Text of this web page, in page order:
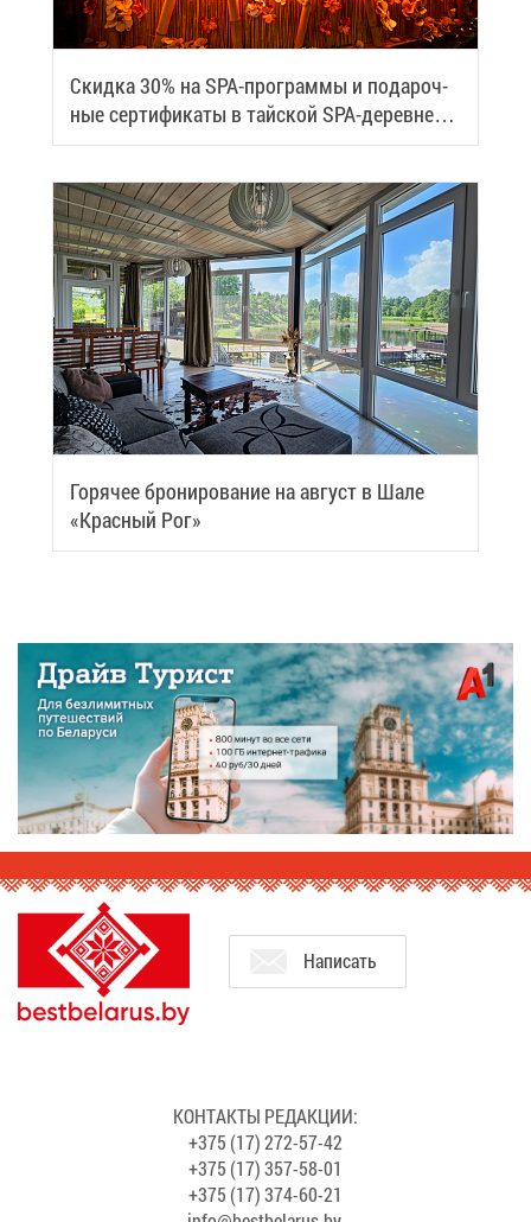
Скид­ка 30% на SPA-про­грам­мы и по­да­роч­
ные сер­ти­фи­ка­ты в тай­ской SPA-де­ревне
Samui
Го­ря­чее бро­ни­ро­ва­ние на ав­густ в Ша­ле
«Крас­ный Рог»
На­пи­сать
КОН­ТАК­ТЫ РЕ­ДАК­ЦИИ:
+375 (17) 272-57-42
+375 (17) 357-58-01
+375 (17) 374-60-21